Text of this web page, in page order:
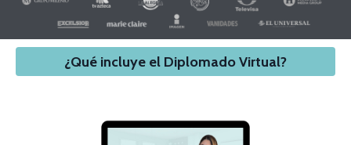
¿Qué incluye el Diplomado Virtual?